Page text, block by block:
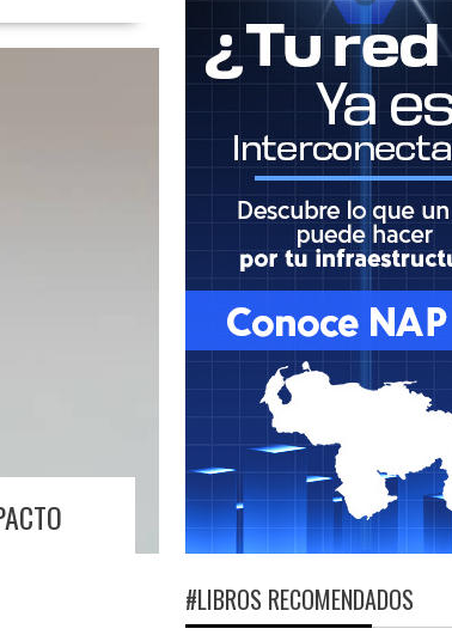
#LIBROS RECOMENDADOS